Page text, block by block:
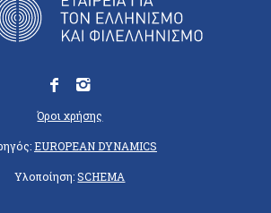
Όροι χρήσης
EUROPEAN DYNAMICS
Υλοποίηση:SCHEMA